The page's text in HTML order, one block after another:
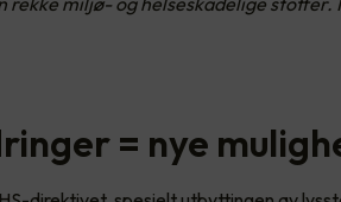
= nye